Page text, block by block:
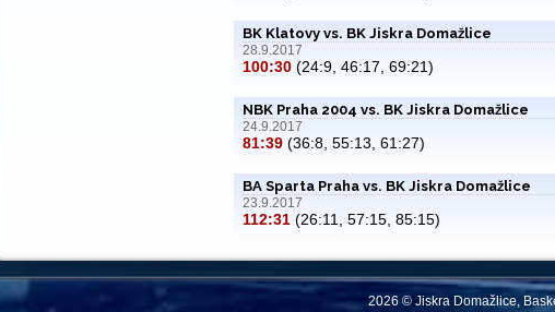
BK Klatovy vs. BK Jiskra Domažlice
28.9.2017
100:30 (24:9, 46:17, 69:21)
NBK Praha 2004 vs. BK Jiskra Domažlice
24.9.2017
81:39 (36:8, 55:13, 61:27)
BA Sparta Praha vs. BK Jiskra Domažlice
23.9.2017
112:31 (26:11, 57:15, 85:15)
2026 © Jiskra Domažlice,